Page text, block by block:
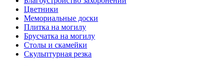
Цветники
Мемориальные доски
Плитка на могилу
Брусчатка на могилу
Столы и скамейки
Скульптурная резка